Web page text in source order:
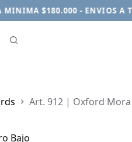
$180.000 - ENVIOS A
Art. 912 | Oxford